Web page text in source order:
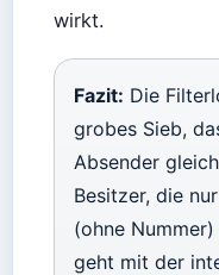
wirkt.
Fazit: Die
grobes Sieb,
Absender
Besitzer, die
(ohne
geht mit der